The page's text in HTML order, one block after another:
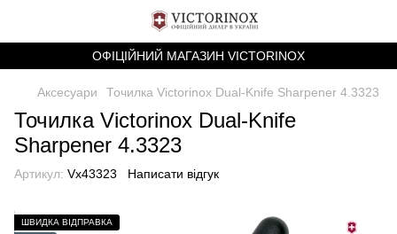
ОФІЦІЙНИЙ МАГАЗИН VICTORINOX
Аксесуари Точилка Victorinox Dual-Knife Sharpener 4.3323
Точилка Victorinox Dual-Knife
Sharpener 4.3323
Артикул: Vx43323 Написати відгук
ШВИДКА ВІДПРАВКА